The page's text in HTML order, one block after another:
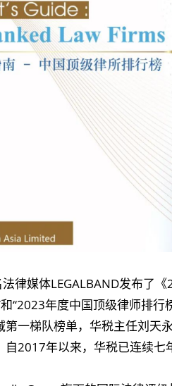
律媒体LEGALBAND发布了
“2023年度中国顶级律师排行
第一梯队榜单，华税主任刘天
自2017年以来，华税已连续七